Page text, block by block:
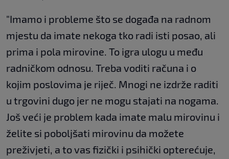
"Imamo i probleme što se događa na radnom
mjestu da imate nekoga tko radi isti posao, ali
prima i pola mirovine. To igra ulogu u među
radničkom odnosu. Treba voditi računa i o
kojim poslovima je riječ. Mnogi ne izdrže raditi
u trgovini dugo jer ne mogu stajati na nogama.
Još veći je problem kada imate malu mirovinu i
želite si poboljšati mirovinu da možete
preživjeti, a to vas fizički i psihički opterećuje,